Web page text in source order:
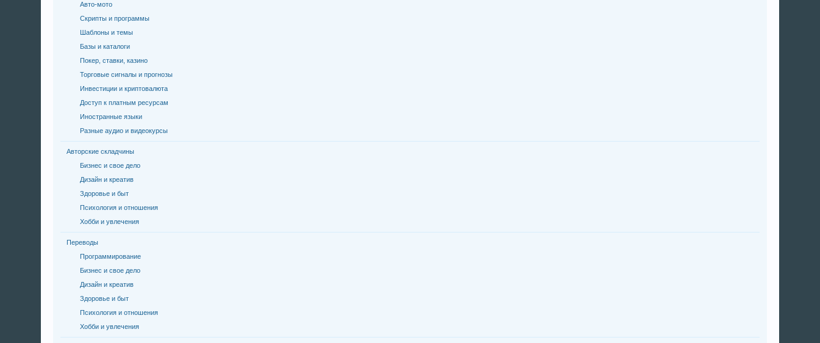
Авто-мото
Скрипты и программы
Шаблоны и темы
Базы и каталоги
Покер, ставки, казино
Торговые сигналы и прогнозы
Инвестиции и криптовалюта
Доступ к платным ресурсам
Иностранные языки
Разные аудио и видеокурсы
Авторские складчины
Бизнес и свое дело
Дизайн и креатив
Здоровье и быт
Психология и отношения
Хобби и увлечения
Переводы
Программирование
Бизнес и свое дело
Дизайн и креатив
Здоровье и быт
Психология и отношения
Хобби и увлечения